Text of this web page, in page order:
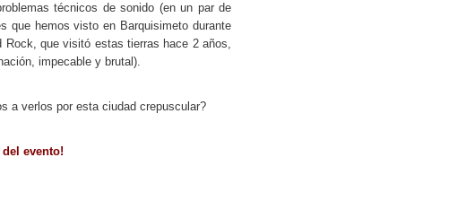
técnicos de sonido (en un par de
que hemos visto en Barquisimeto durante
Rock, que visitó estas tierras hace 2 años,
impecable y brutal).
a verlos por esta ciudad crepuscular?
evento!